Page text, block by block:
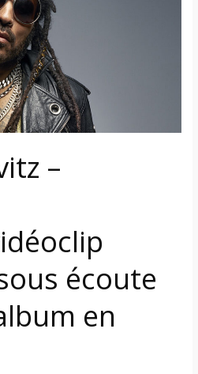
–
écoute
en